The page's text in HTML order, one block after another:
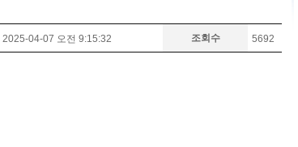
2025-04-07 오전 9:15:32 조회수 5692